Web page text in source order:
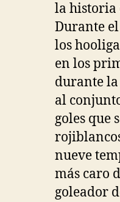
la historia
Durante
los
en los
durante la
al
goles que
nueve
más caro
goleador